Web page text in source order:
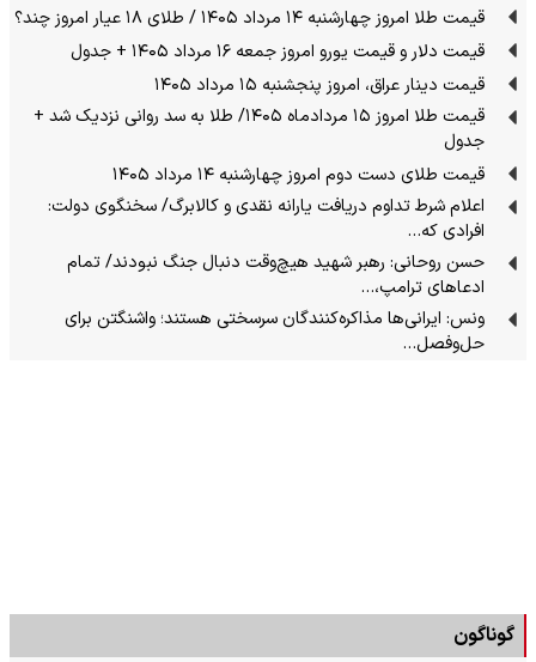
قیمت طلا امروز چهارشنبه ۱۴ مرداد ۱۴۰۵ / طلای ۱۸ عیار امروز چند؟
قیمت دلار و قیمت یورو امروز جمعه ۱۶ مرداد ۱۴۰۵ + جدول
قیمت دینار عراق، امروز پنجشنبه ۱۵ مرداد ۱۴۰۵
قیمت طلا امروز ۱۵ مردادماه ۱۴۰۵/ طلا به سد روانی نزدیک شد +
جدول
قیمت طلای دست دوم امروز چهارشنبه ۱۴ مرداد ۱۴۰۵
اعلام شرط تداوم دریافت یارانه نقدی و کالابرگ/ سخنگوی دولت:
افرادی که…
حسن روحانی: رهبر شهید هیچ‌وقت دنبال جنگ نبودند/ تمام
ادعاهای ترامپ،…
ونس: ایرانی‌ها مذاکره‌کنندگان سرسختی هستند؛ واشنگتن برای
حل‌وفصل…
گوناگون